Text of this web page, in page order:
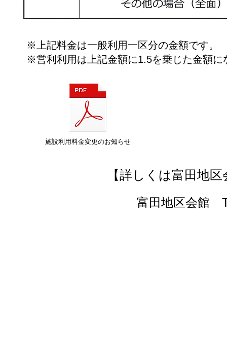
※上記料金は一般利用一区分の金額です。
※営利利用は上記金額に1.5を乗じた金額に
施設利用料金変更のお知らせ
【詳しくは富田地
富田地区会館